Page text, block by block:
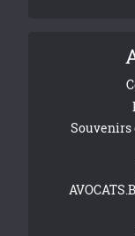
Souvenirs